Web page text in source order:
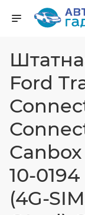
Ford
10-
(4G-